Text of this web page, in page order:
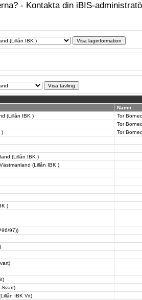
- Kontakta din iBIS-
Namn
(Lillån IBK )
Tor
Tor
)
Tor
(Lillån IBK )
(Lillån IBK )
)
97))
Svart)
IBK Vit)